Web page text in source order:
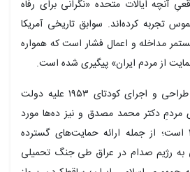
ایالات متحده «نگرانی برای رفاه
تجربه کرده‌اند. سوابق تاریخی آمریکا
مداخله و اعمال فشار است که همواره
از مردم ایران» پیگیری شده است.
این سوابق تاریخی شامل طراحی و اجرای کودتای ۱۹۵۳ علیه دولت
دکتر محمد مصدق و نیز ده‌ها مورد
پس از سال ۱۹۷۹ است؛ از جمله ارائه حمایت‌های گسترده
رژیم صدام در عراق طی جنگ تحمیلی